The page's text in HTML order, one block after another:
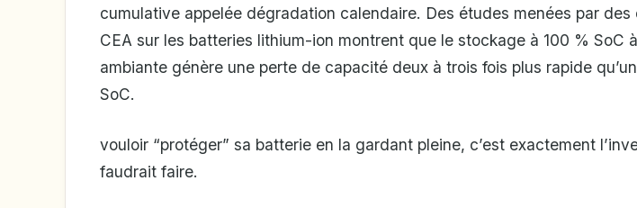
cumulative appelée dégradation calendaire. Des études menées par des
CEA sur les batteries lithium-ion montrent que le stockage à 100 % SoC
ambiante génère une perte de capacité deux à trois fois plus rapide
SoC.
vouloir “protéger” sa batterie en la gardant pleine, c’est exactement
faudrait faire.